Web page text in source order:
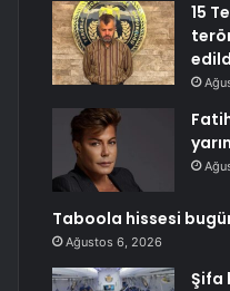
15
Taboola hissesi
Ağustos 6, 2026
Şifa